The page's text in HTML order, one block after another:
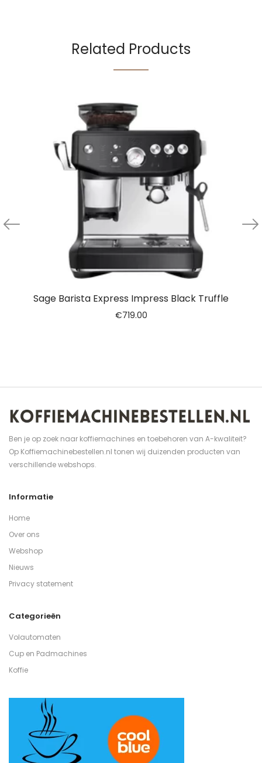
Related Products
Sage Barista Express Impress Black Truffle
€719.00
Ben je op zoek naar koffiemachines en toebehoren van A-kwaliteit?
Op Koffiemachinebestellen.nl tonen wij duizenden producten van
verschillende webshops.
Informatie
Home
Over ons
Webshop
Nieuws
Privacy statement
Categorieën
Volautomaten
Cup en Padmachines
Koffie